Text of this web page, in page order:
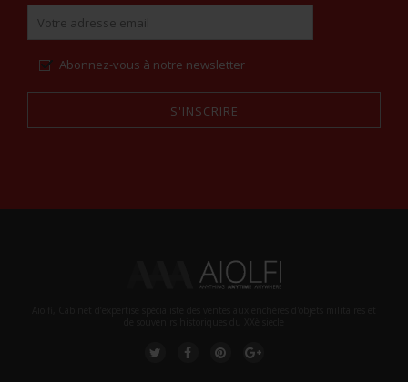
Abonnez-vous à notre newsletter
S'INSCRIRE